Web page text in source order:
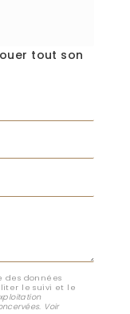
tout son
des données
le suivi et le
Voir